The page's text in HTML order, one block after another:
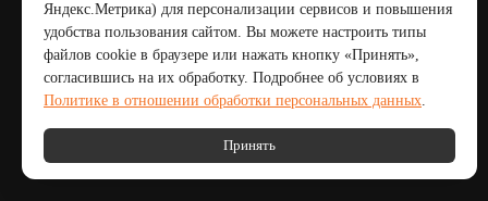
Яндекс.Метрика) для персонализации сервисов и повышения
удобства пользования сайтом. Вы можете настроить типы
файлов cookie в браузере или нажать кнопку «Принять»,
согласившись на их обработку. Подробнее об условиях в
Политике в отношении обработки персональных данных.
Принять